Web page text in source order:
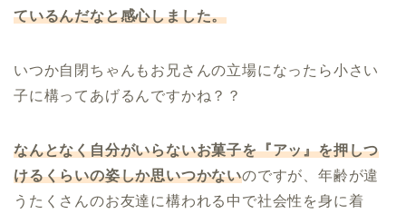
ているんだなと感心しました。
いつか自閉ちゃんもお兄さんの立場になったら小さい
子に構ってあげるんですかね？？
なんとなく自分がいらないお菓子を『アッ』を押しつ
けるくらいの姿しか思いつかないのですが、年齢が違
うたくさんのお友達に構われる中で社会性を身に着